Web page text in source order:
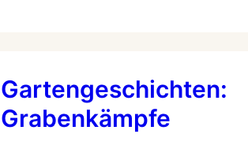
Gartengeschichten:
Grabenkämpfe